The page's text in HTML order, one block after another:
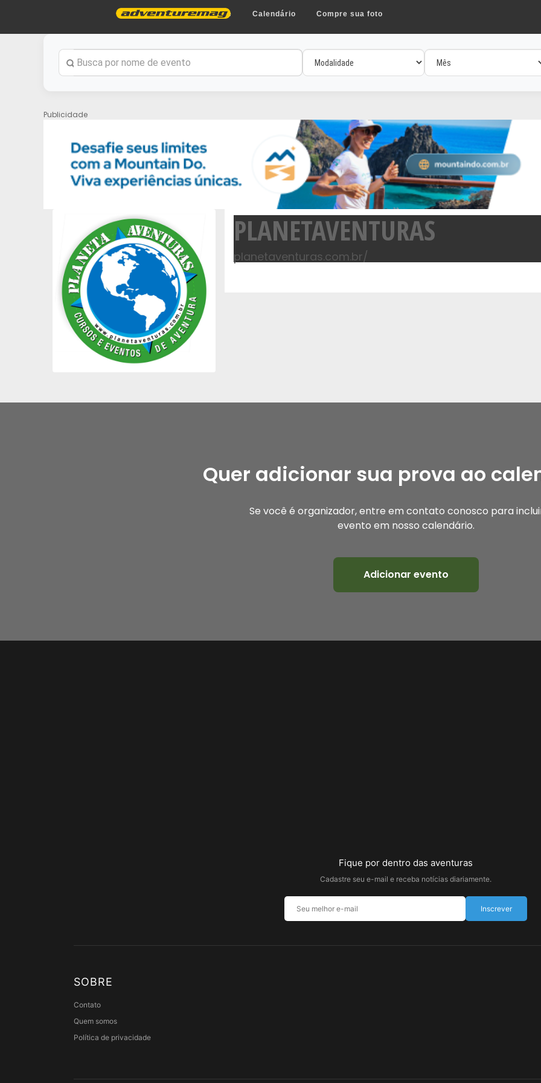
Home Calendário Compre sua foto
Publicidade
PLANETAVENTURAS
planetaventuras.com.br/
Quer adicionar sua prova ao
Se você é organizador, entre em contato conosco para
evento em nosso calendário.
Adicionar evento
Fique por dentro das aventuras
Cadastre seu e-mail e receba notícias diariamente.
Inscrever
SOBRE
Contato
Quem somos
Política de privacidade